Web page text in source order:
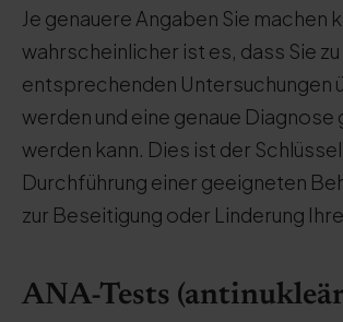
Je genauere Angaben Sie machen
wahrscheinlicher ist es, dass Sie zu
entsprechenden Untersuchungen
werden und eine genaue
werden kann. Dies ist der Schlüssel
Durchführung einer geeigneten
zur Beseitigung oder Linderung
ANA-Tests